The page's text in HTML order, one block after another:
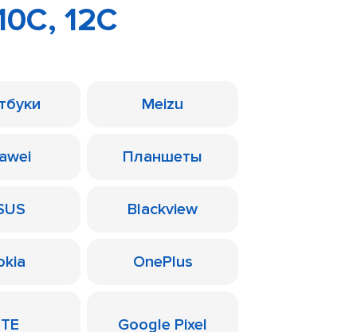
12C
Meizu
Планшеты
Blackview
OnePlus
Google Pixel